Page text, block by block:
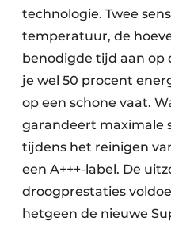
technologie. Twee
temperatuur, de
benodigde tijd aan op
je wel 50 procent
op een schone vaat.
garandeert maximale
tijdens het reinigen
een A+++-label. De
droogprestaties
hetgeen de nieuwe